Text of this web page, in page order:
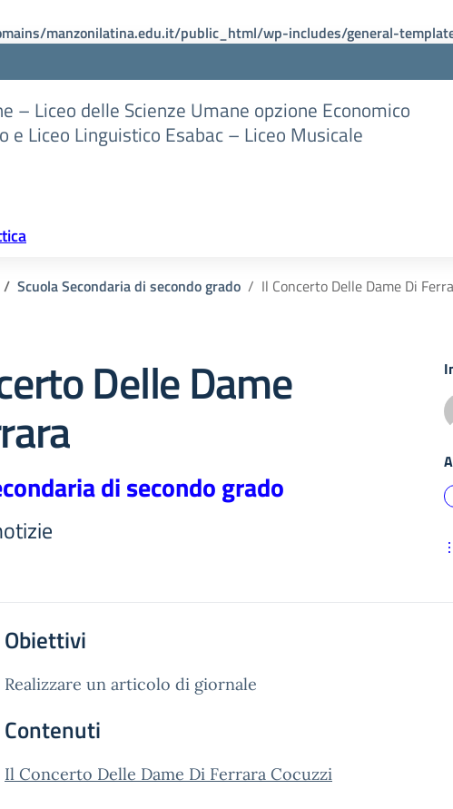
manzonilatina.edu.it/public_html/wp-includes/general-
– Liceo delle Scienze Umane opzione Economico
e Liceo Linguistico Esabac – Liceo Musicale
Scuola Secondaria di secondo grado Il Concerto Delle Dame Di
Delle Dame
di secondo grado
Obiettivi
Realizzare un articolo di giornale
Contenuti
Il Concerto Delle Dame Di Ferrara Cocuzzi